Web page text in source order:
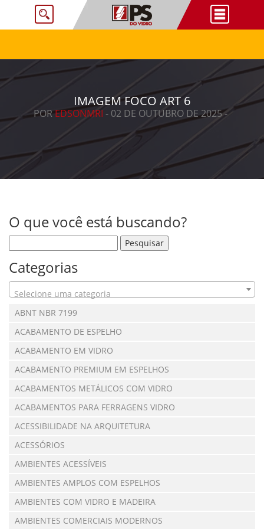
IMAGEM FOCO ART 6
POREDSONMRI - 02 DE OUTUBRO DE 2025 -
O que você está buscando?
Categorias
Selecione uma categoria
ABNT NBR 7199
ACABAMENTO DE ESPELHO
ACABAMENTO EM VIDRO
ACABAMENTO PREMIUM EM ESPELHOS
ACABAMENTOS METÁLICOS COM VIDRO
ACABAMENTOS PARA FERRAGENS VIDRO
ACESSIBILIDADE NA ARQUITETURA
ACESSÓRIOS
AMBIENTES ACESSÍVEIS
AMBIENTES AMPLOS COM ESPELHOS
AMBIENTES COM VIDRO E MADEIRA
AMBIENTES COMERCIAIS MODERNOS